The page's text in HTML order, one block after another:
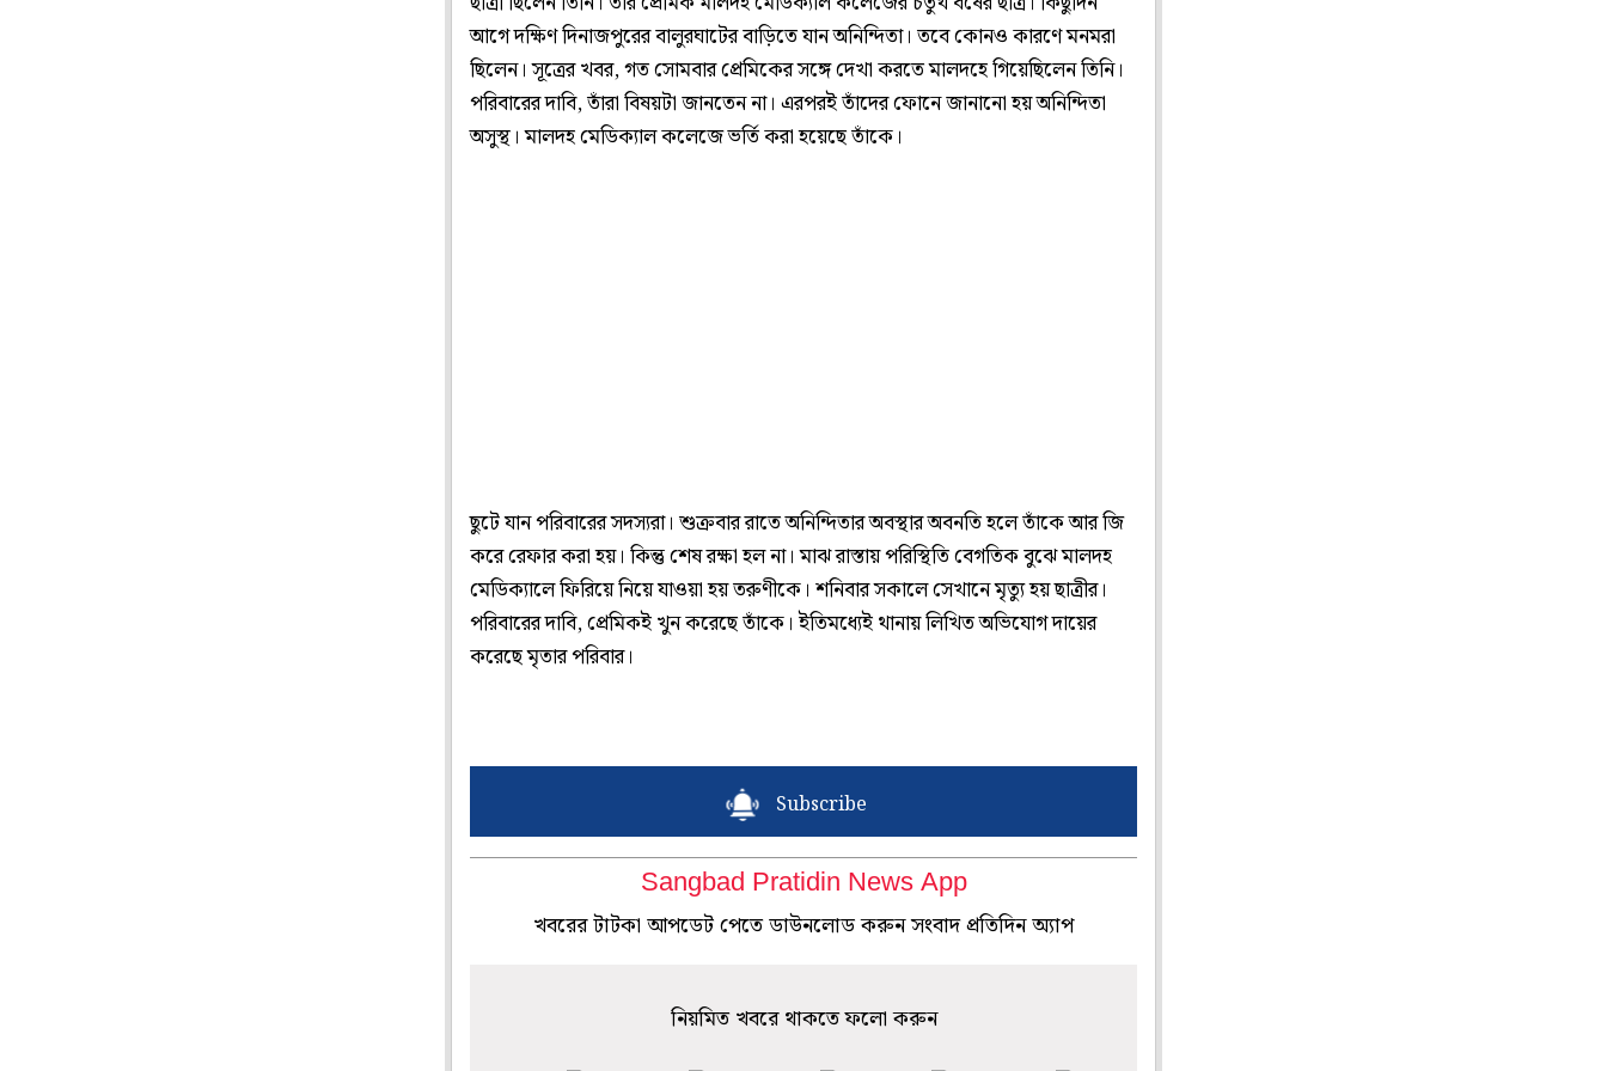
আগে দক্ষিণ দিনাজপুরের বালুরঘাটের বাড়িতে যান অনিন্দিতা। তবে কোনও কারণে মনমরা
ছিলেন। সূত্রের খবর, গত সোমবার প্রেমিকের সঙ্গে দেখা করতে মালদহে গিয়েছিলেন তিনি।
পরিবারের দাবি, তাঁরা বিষয়টা জানতেন না। এরপরই তাঁদের ফোনে জানানো হয় অনিন্দিতা
অসুস্থ। মালদহ মেডিক্যাল কলেজে ভর্তি করা হয়েছে তাঁকে।
ছুটে যান পরিবারের সদস্যরা। শুক্রবার রাতে অনিন্দিতার অবস্থার অবনতি হলে তাঁকে আর জি
করে রেফার করা হয়। কিন্তু শেষ রক্ষা হল না। মাঝ রাস্তায় পরিস্থিতি বেগতিক বুঝে মালদহ
মেডিক্যালে ফিরিয়ে নিয়ে যাওয়া হয় তরুণীকে। শনিবার সকালে সেখানে মৃত্যু হয় ছাত্রীর।
পরিবারের দাবি, প্রেমিকই খুন করেছে তাঁকে। ইতিমধ্যেই থানায় লিখিত অভিযোগ দায়ের
করেছে মৃতার পরিবার।
Subscribe
Sangbad Pratidin News App
খবরের টাটকা আপডেট পেতে ডাউনলোড করুন সংবাদ প্রতিদিন অ্যাপ
নিয়মিত খবরে থাকতে ফলো করুন